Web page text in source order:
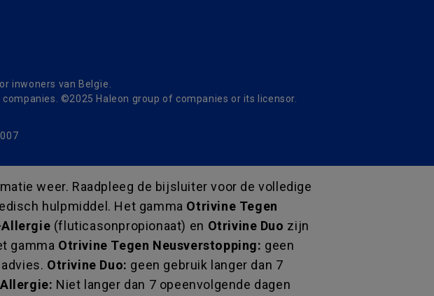
inwoners van Belgïe.
©2025 Haleon group of companies or its licensor.
weer. Raadpleeg de bijsluiter voor de volledige
hulpmiddel. Het gamma Otrivine Tegen
(fluticasonpropionaat) en Otrivine Duo zijn
gamma Otrivine Tegen Neusverstopping: geen
Otrivine Duo: geen gebruik langer dan 7
Niet langer dan 7 opeenvolgende dagen